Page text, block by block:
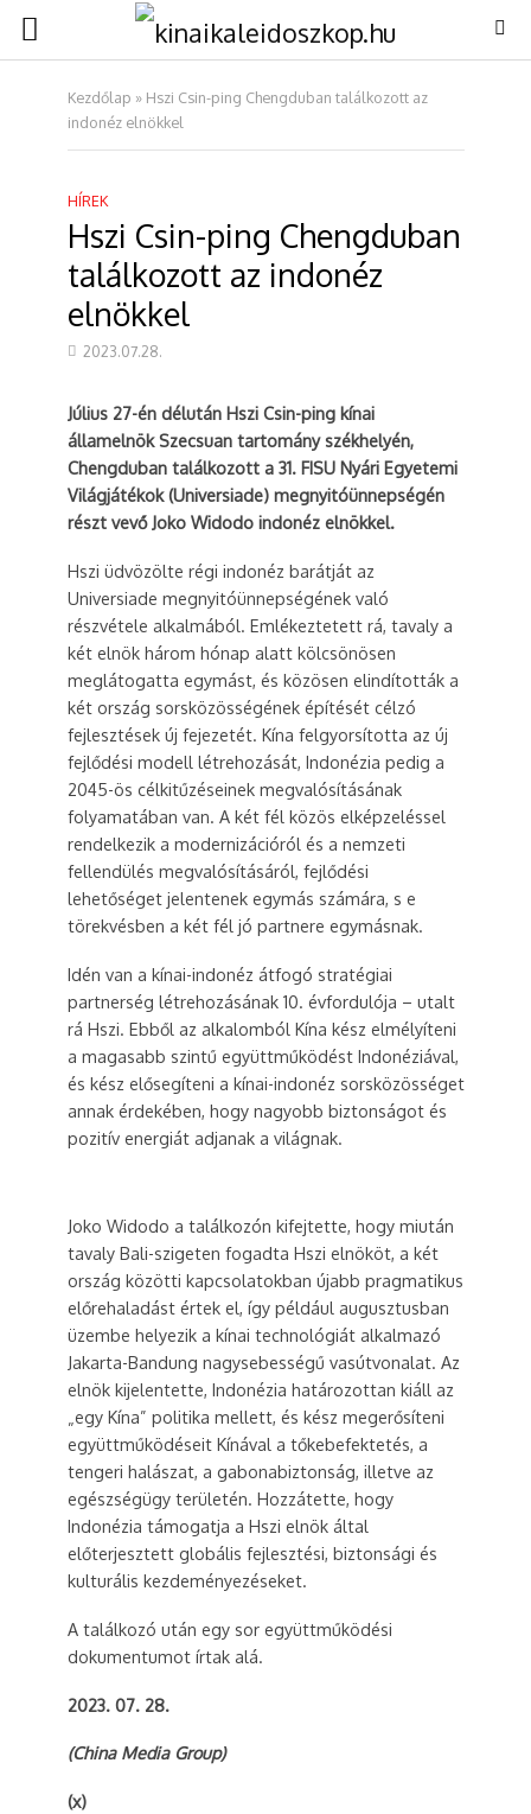
Kezdőlap » Hszi Csin-ping Chengduban találkozott az
indonéz elnökkel
HÍREK
Hszi Csin-ping Chengduban
találkozott az indonéz
elnökkel
2023.07.28.
Július 27-én délután Hszi Csin-ping kínai
államelnök Szecsuan tartomány székhelyén,
Chengduban találkozott a 31. FISU Nyári Egyetemi
Világjátékok (Universiade) megnyitóünnepségén
részt vevő Joko Widodo indonéz elnökkel.
Hszi üdvözölte régi indonéz barátját az
Universiade megnyitóünnepségének való
részvétele alkalmából. Emlékeztetett rá, tavaly a
két elnök három hónap alatt kölcsönösen
meglátogatta egymást, és közösen elindították a
két ország sorsközösségének építését célzó
fejlesztések új fejezetét. Kína felgyorsította az új
fejlődési modell létrehozását, Indonézia pedig a
2045-ös célkitűzéseinek megvalósításának
folyamatában van. A két fél közös elképzeléssel
rendelkezik a modernizációról és a nemzeti
fellendülés megvalósításáról, fejlődési
lehetőséget jelentenek egymás számára, s e
törekvésben a két fél jó partnere egymásnak.
Idén van a kínai-indonéz átfogó stratégiai
partnerség létrehozásának 10. évfordulója – utalt
rá Hszi. Ebből az alkalomból Kína kész elmélyíteni
a magasabb szintű együttműködést Indonéziával,
és kész elősegíteni a kínai-indonéz sorsközösséget
annak érdekében, hogy nagyobb biztonságot és
pozitív energiát adjanak a világnak.
Joko Widodo a találkozón kifejtette, hogy miután
tavaly Bali-szigeten fogadta Hszi elnököt, a két
ország közötti kapcsolatokban újabb pragmatikus
előrehaladást értek el, így például augusztusban
üzembe helyezik a kínai technológiát alkalmazó
Jakarta-Bandung nagysebességű vasútvonalat. Az
elnök kijelentette, Indonézia határozottan kiáll az
„egy Kína” politika mellett, és kész megerősíteni
együttműködéseit Kínával a tőkebefektetés, a
tengeri halászat, a gabonabiztonság, illetve az
egészségügy területén. Hozzátette, hogy
Indonézia támogatja a Hszi elnök által
előterjesztett globális fejlesztési, biztonsági és
kulturális kezdeményezéseket.
A találkozó után egy sor együttműködési
dokumentumot írtak alá.
2023. 07. 28.
(China Media Group)
(x)